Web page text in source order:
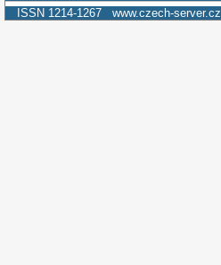
ISSN 1214-1267 www.czech-server.cz